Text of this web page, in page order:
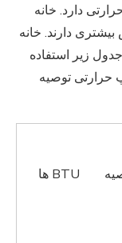
دارد. خانه
دارند. خانه
زیر استفاده
حرارتی توصیه
BTU ها